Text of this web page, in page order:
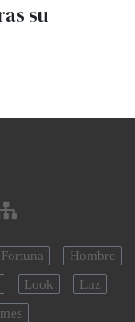
su
Fortuna
Hombre
Look
Luz